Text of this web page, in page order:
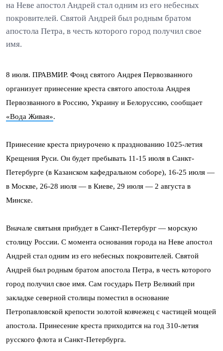
на Неве апостол Андрей стал одним из его небесных
покровителей. Святой Андрей был родным братом
апостола Петра, в честь которого город получил свое
имя.
8 июля. ПРАВМИР. Фонд святого Андрея Первозванного
организует принесение креста святого апостола Андрея
Первозванного в Россию, Украину и Белоруссию, сообщает
«Вода Живая».
Принесение креста приурочено к празднованию 1025-летия
Крещения Руси. Он будет пребывать 11-15 июля в Санкт-
Петербурге (в Казанском кафедральном соборе), 16-25 июля —
в Москве, 26-28 июля — в Киеве, 29 июля — 2 августа в
Минске.
Вначале святыня прибудет в Санкт-Петербург — морскую
столицу России. С момента основания города на Неве апостол
Андрей стал одним из его небесных покровителей. Святой
Андрей был родным братом апостола Петра, в честь которого
город получил свое имя. Сам государь Петр Великий при
закладке северной столицы поместил в основание
Петропавловской крепости золотой ковчежец с частицей мощей
апостола. Принесение креста приходится на год 310-летия
русского флота и Санкт-Петербурга.